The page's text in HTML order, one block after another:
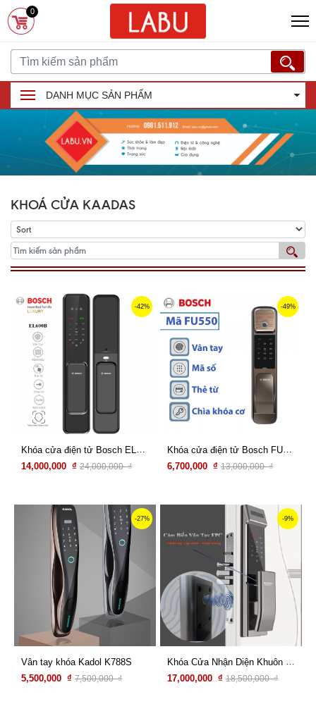
0
DANH MỤC SẢN PHẨM
KHOÁ CỬA KAADAS
-42%
Khóa cửa điện tử Bosch EL600B
14,000,000 ₫ 24,000,000 ₫
-49%
Khóa cửa điện tử Bosch FU550
6,700,000 ₫ 13,000,000 ₫
-27%
Vân tay khóa Kadol K788S
5,500,000 ₫ 7,500,000 ₫
-9%
Khóa Cửa Nhận Diện Khuôn Mặt 3D Kadol KD-M100F
17,000,000 ₫ 18,500,000 ₫